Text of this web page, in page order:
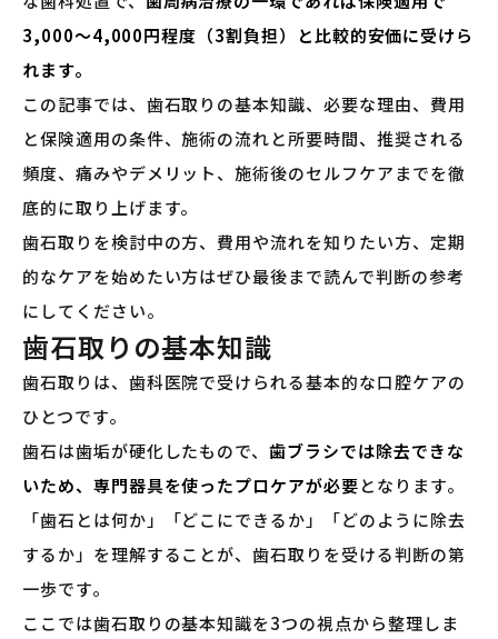
3,000〜4,000円程度（3割負担）と比較的安価に受けら
れます。
この記事では、歯石取りの基本知識、必要な理由、費用
と保険適用の条件、施術の流れと所要時間、推奨される
頻度、痛みやデメリット、施術後のセルフケアまでを徹
底的に取り上げます。
歯石取りを検討中の方、費用や流れを知りたい方、定期
的なケアを始めたい方はぜひ最後まで読んで判断の参考
にしてください。
歯石取りの基本知識
歯石取りは、歯科医院で受けられる基本的な口腔ケアの
ひとつです。
歯石は歯垢が硬化したもので、歯ブラシでは除去できな
いため、専門器具を使ったプロケアが必要となります。
「歯石とは何か」「どこにできるか」「どのように除去
するか」を理解することが、歯石取りを受ける判断の第
一歩です。
ここでは歯石取りの基本知識を3つの視点から整理しま